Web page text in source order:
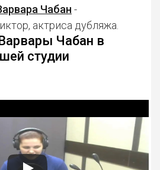
Чабан -
актриса дубляжа.
Чабан в
студии